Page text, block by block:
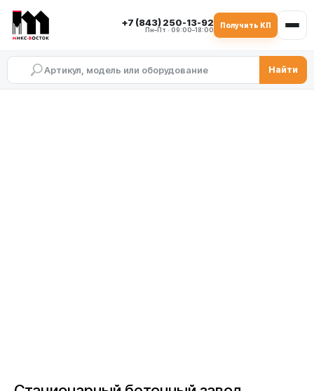
+7 (843) 250-13-92
Пн–Пт · 09:00–18:00
Получить КП
Найти